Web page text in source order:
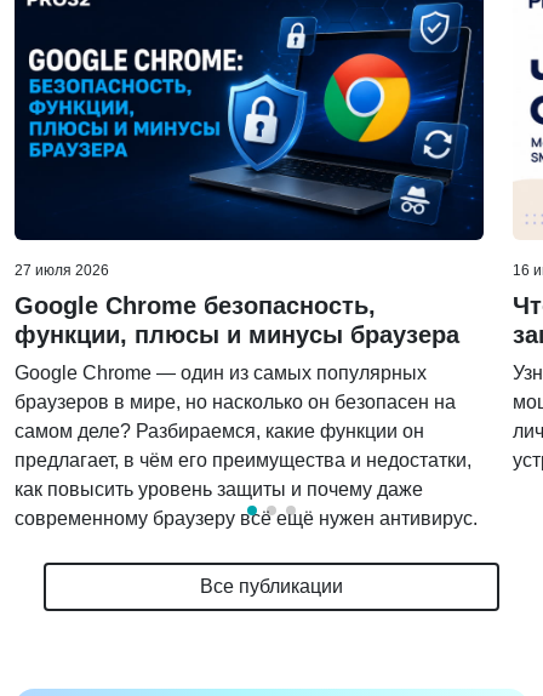
27 июля 2026
Google Chrome безопасность,
функции, плюсы и минусы браузера
Google Chrome — один из самых популярных
браузеров в мире, но насколько он безопасен на
самом деле? Разбираемся, какие функции он
предлагает, в чём его преимущества и недостатки,
как повысить уровень защиты и почему даже
современному браузеру всё ещё нужен антивирус.
16
Все публикации